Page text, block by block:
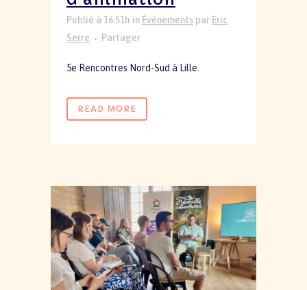
Publié à 16:51h in Événements par Eric
Serre
Partager
5e Rencontres Nord-Sud à Lille.
READ MORE